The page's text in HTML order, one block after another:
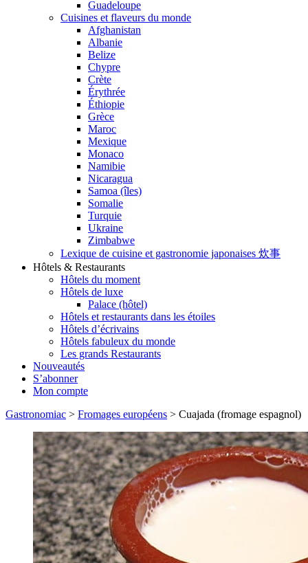
Guadeloupe
Cuisines et flaveurs du monde
Afghanistan
Albanie
Belize
Chypre
Crète
Érythrée
Éthiopie
Grèce
Maroc
Mexique
Monaco
Namibie
Nicaragua
Samoa (îles)
Somalie
Turquie
Ukraine
Zimbabwe
Lexique de cuisine et gastronomie japonaises 炊事
Hôtels & Restaurants
Hôtels du moment
Hôtels de luxe
Palace (hôtel)
Hôtels et restaurants dans les étoiles
Hôtels d’écrivains
Hôtels fabuleux du monde
Les grands Restaurants
Nouveautés
S’abonner
Mon compte
Gastronomiac > Fromages européens > Cuajada (fromage espagnol)